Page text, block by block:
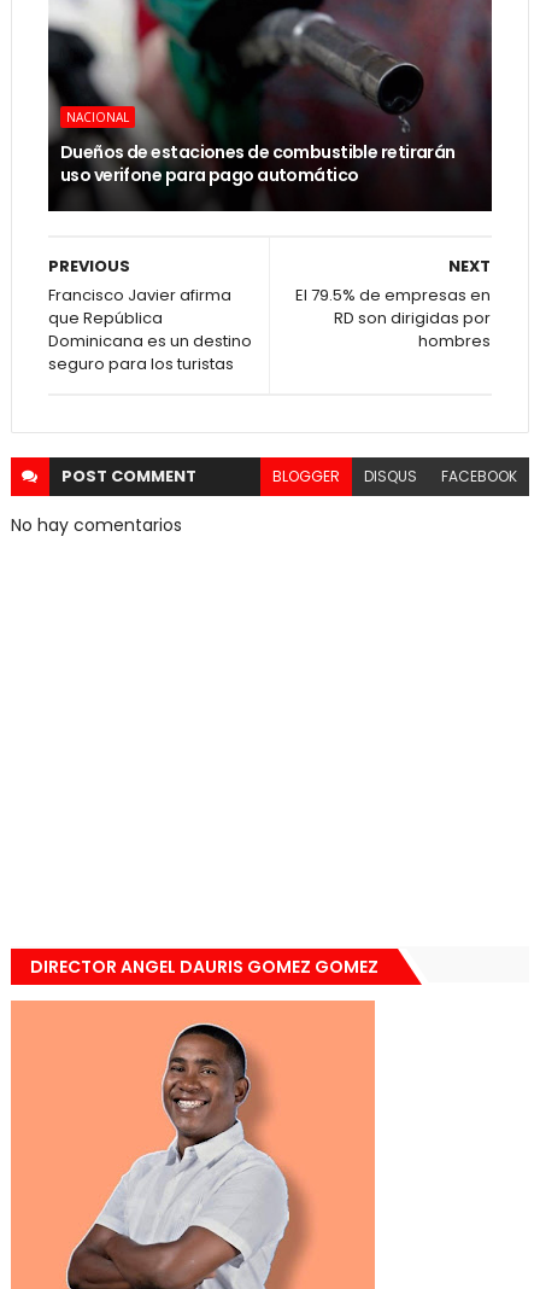
NACIONAL
Dueños de estaciones de combustible retirarán
uso verifone para pago automático
NEXT
El 79.5% de empresas en
RD son dirigidas por
hombres
PREVIOUS
Francisco Javier afirma
que República
Dominicana es un destino
seguro para los turistas
POST COMMENT BLOGGER DISQUS FACEBOOK
No hay comentarios
DIRECTOR ANGEL DAURIS GOMEZ GOMEZ